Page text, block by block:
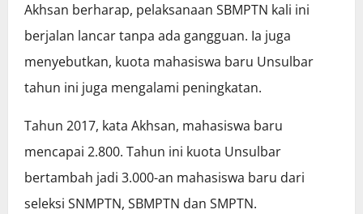
Akhsan berharap, pelaksanaan SBMPTN kali ini
berjalan lancar tanpa ada gangguan. Ia juga
menyebutkan, kuota mahasiswa baru Unsulbar
tahun ini juga mengalami peningkatan.
Tahun 2017, kata Akhsan, mahasiswa baru
mencapai 2.800. Tahun ini kuota Unsulbar
bertambah jadi 3.000-an mahasiswa baru dari
seleksi SNMPTN, SBMPTN dan SMPTN.